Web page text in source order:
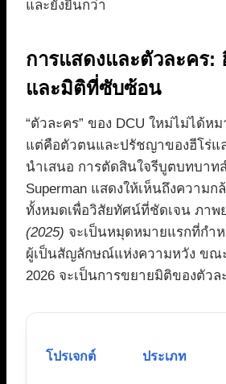
และยั่งยืนกว่า
การแสดงและตัวละคร:
และมิติที่ซับซ้อน
“ตัวละคร” ของ DCU ใหม่ไม่ได้ห
แต่คือตัวตนและปรัชญาของฮีโร่แ
นำเสนอ การตัดสินใจรีบูตบทบาท
Superman แสดงให้เห็นถึงความก
ทั้งหมดเพื่อวิสัยทัศน์ที่ชัดเจน ภาพ
(2025) จะเป็นหมุดหมายแรกที่กำ
ผู้เป็นสัญลักษณ์แห่งความหวัง ขณ
2026 จะเป็นการขยายมิติของตัว
โปรเจกต์ ประเภท